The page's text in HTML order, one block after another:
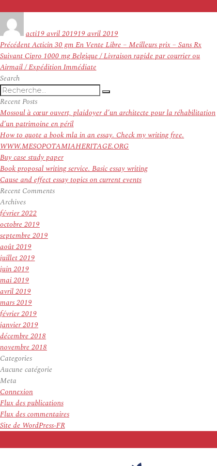
actile
19 avril 201919 avril 2019
Navigation
de
l’article
PrécédentArticle
précédent :
Acticin 30 gm En Vente Libre – Meilleurs prix – Sans Rx
Suivant Article
suivant :
Cipro 1000 mg Belgique / Livraison rapide par courrier ou
Airmail / Expédition Immédiate
Search
Recherche
pour
:
Recherche
Recent Posts
Mossoul à cœur ouvert, plaidoyer d’un architecte pour la réhabilitation
d’un patrimoine en péril
How to quote a book mla in an essay. Check my writing free.
WWW.MESOPOTAMIAHERITAGE.ORG
Buy case study paper
Book proposal writing service. Basic essay writing
Cause and effect essay topics on current events
Recent Comments
Archives
février 2022
octobre 2019
septembre 2019
août 2019
juillet 2019
juin 2019
mai 2019
avril 2019
mars 2019
février 2019
janvier 2019
décembre 2018
novembre 2018
Categories
Aucune catégorie
Meta
Connexion
Flux des publications
Flux des commentaires
Site de WordPress-FR